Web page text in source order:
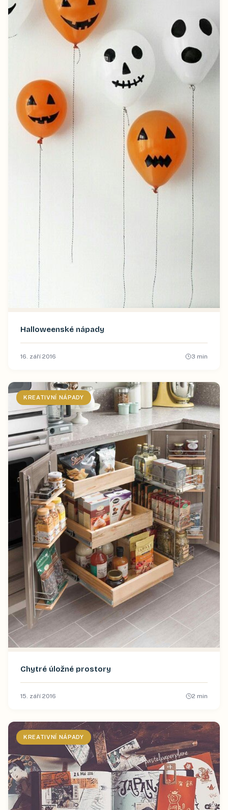
Halloweenské nápady
16. září 2016 3 min
KREATIVNÍ NÁPADY
Chytré úložné prostory
15. září 2016 2 min
KREATIVNÍ NÁPADY